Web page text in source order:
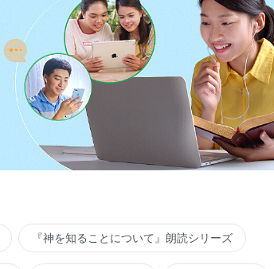
『神を知ることについて』朗読シリーズ